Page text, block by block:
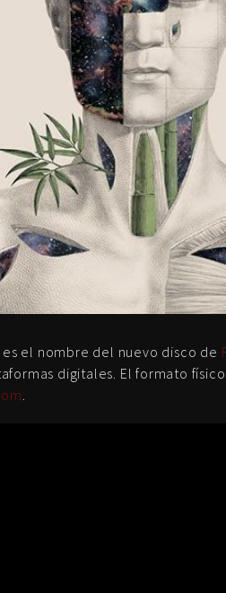
es el nombre del nuevo disco de
digitales. El formato
.